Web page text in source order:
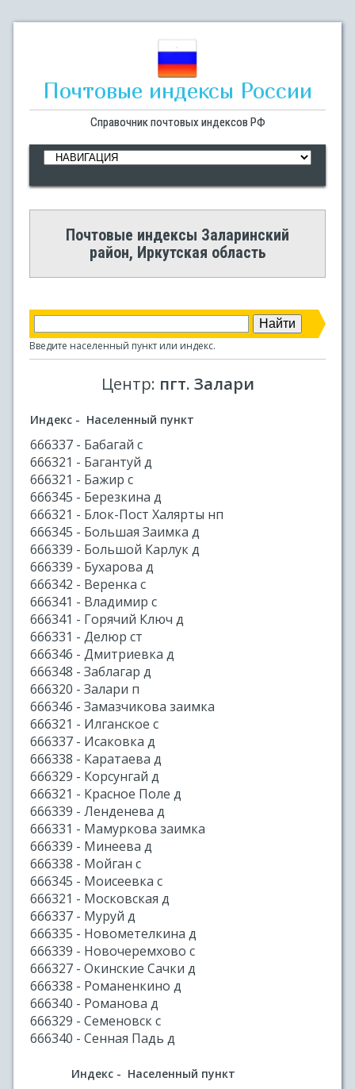
Почтовые индексы России
Справочник почтовых индексов РФ
Почтовые индексы Заларинский
район, Иркутская область
Введите населенный пункт или индекс.
Центр: пгт. Залари
Индекс - Населенный пункт
666337 - Бабагай с
666321 - Багантуй д
666321 - Бажир с
666345 - Березкина д
666321 - Блок-Пост Халярты нп
666345 - Большая Заимка д
666339 - Большой Карлук д
666339 - Бухарова д
666342 - Веренка с
666341 - Владимир с
666341 - Горячий Ключ д
666331 - Делюр ст
666346 - Дмитриевка д
666348 - Заблагар д
666320 - Залари п
666346 - Замазчикова заимка
666321 - Илганское с
666337 - Исаковка д
666338 - Каратаева д
666329 - Корсунгай д
666321 - Красное Поле д
666339 - Ленденева д
666331 - Мамуркова заимка
666339 - Минеева д
666338 - Мойган с
666345 - Моисеевка с
666321 - Московская д
666337 - Муруй д
666335 - Новометелкина д
666339 - Новочеремхово с
666327 - Окинские Сачки д
666338 - Романенкино д
666340 - Романова д
666329 - Семеновск с
666340 - Сенная Падь д
Индекс - Населенный пункт